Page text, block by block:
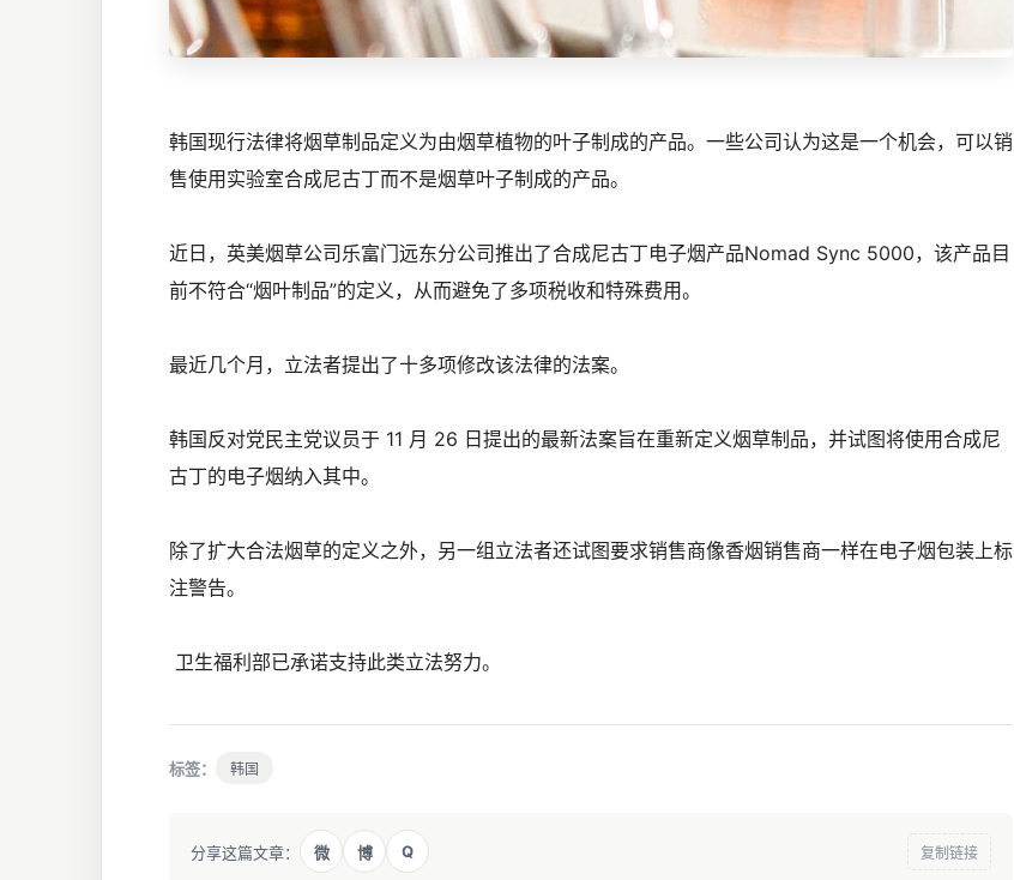
韩国现行法律将烟草制品定义为由烟草植物的叶子制成的产品。一些公司认为这是一个机会，可以销
售使用实验室合成尼古丁而不是烟草叶子制成的产品。
近日，英美烟草公司乐富门远东分公司推出了合成尼古丁电子烟产品Nomad Sync 5000，该产品目
前不符合“烟叶制品”的定义，从而避免了多项税收和特殊费用。
最近几个月，立法者提出了十多项修改该法律的法案。
韩国反对党民主党议员于 11 月 26 日提出的最新法案旨在重新定义烟草制品，并试图将使用合成尼
古丁的电子烟纳入其中。
除了扩大合法烟草的定义之外，另一组立法者还试图要求销售商像香烟销售商一样在电子烟包装上标
注警告。
卫生福利部已承诺支持此类立法努力。
标签： 韩国
分享这篇文章： 微 博 Q 复制链接